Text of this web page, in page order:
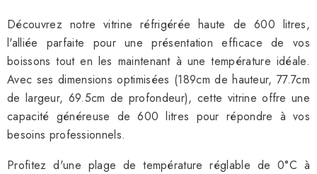
Découvrez notre vitrine réfrigérée haute de 600 litres,
l'alliée parfaite pour une présentation efficace de vos
boissons tout en les maintenant à une température idéale.
Avec ses dimensions optimisées (189cm de hauteur, 77.7cm
de largeur, 69.5cm de profondeur), cette vitrine offre une
capacité généreuse de 600 litres pour répondre à vos
besoins professionnels.
Profitez d'une plage de température réglable de 0°C à